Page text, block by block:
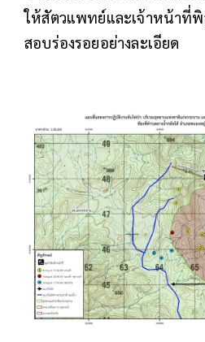
ให้สัตวแพทย์และเจ้าหน้าที่
สอบร่องรอยอย่างละเอียด